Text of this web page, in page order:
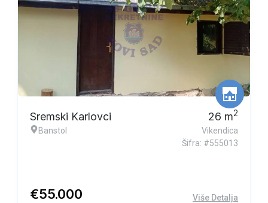
Sremski Karlovci
Banstol
26 m2
Vikendica
Šifra: #555013
€55.000 Više Detalja